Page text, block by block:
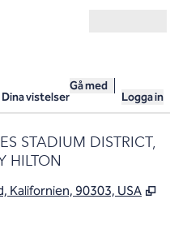
Dina vistelser
Gå med
Logga in
STADIUM DISTRICT,
HILTON
Kalifornien, 90303, USA ,